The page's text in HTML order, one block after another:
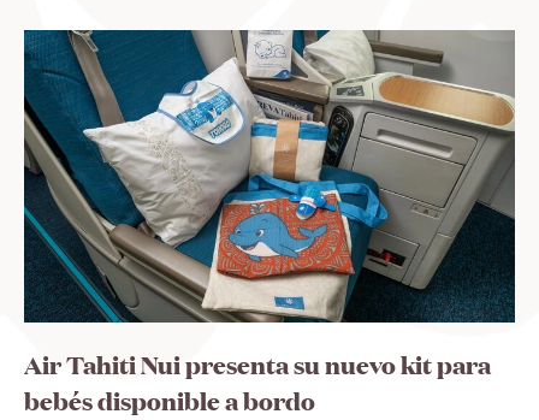
Air Tahiti Nui presenta su nuevo kit para
bebés disponible a bordo